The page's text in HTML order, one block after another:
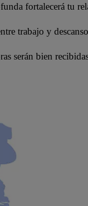
fortalecerá tu
trabajo y
serán bien